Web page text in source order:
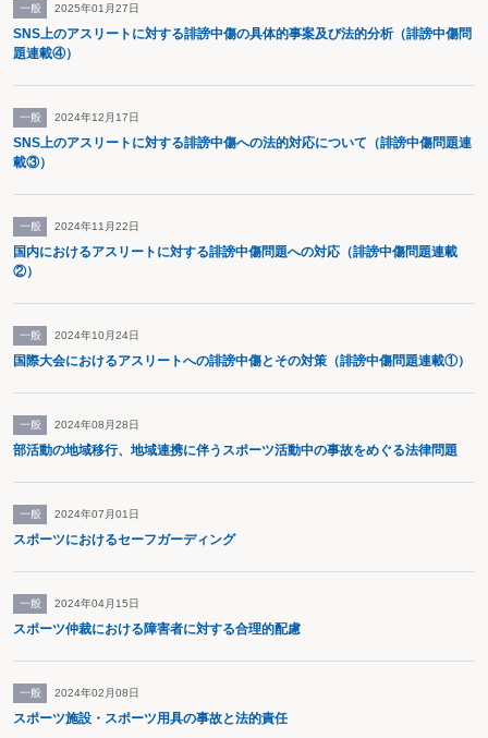
一般 2025年01月27日
SNS上のアスリートに対する誹謗中傷の具体的事案及び法的分析（誹謗中傷問
題連載④）
一般 2024年12月17日
SNS上のアスリートに対する誹謗中傷への法的対応について（誹謗中傷問題連
載③）
一般 2024年11月22日
国内におけるアスリートに対する誹謗中傷問題への対応（誹謗中傷問題連載
②）
一般 2024年10月24日
国際大会におけるアスリートへの誹謗中傷とその対策（誹謗中傷問題連載①）
一般 2024年08月28日
部活動の地域移行、地域連携に伴うスポーツ活動中の事故をめぐる法律問題
一般 2024年07月01日
スポーツにおけるセーフガーディング
一般 2024年04月15日
スポーツ仲裁における障害者に対する合理的配慮
一般 2024年02月08日
スポーツ施設・スポーツ用具の事故と法的責任